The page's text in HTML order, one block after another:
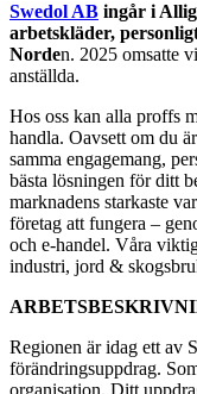
Swedol AB ingår i
arbetskläder,
Norden. 2025 omsatte
anställda.
Hos oss kan alla proffs
handla. Oavsett om du
samma engagemang,
bästa lösningen för ditt
marknadens starkaste
företag att fungera –
och e-handel. Våra
industri, jord &
Regionen är idag ett av
förändringsuppdrag.